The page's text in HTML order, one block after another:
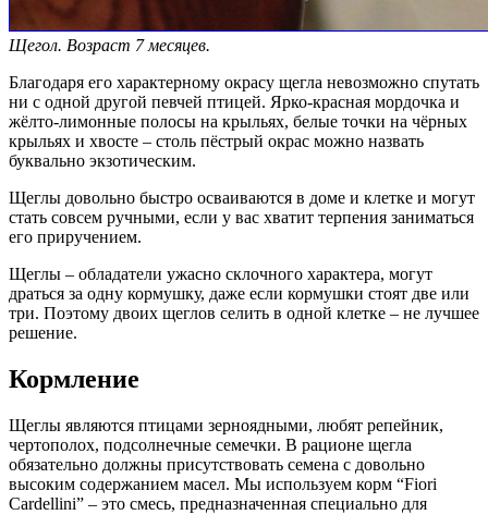
Щегол. Возраст 7 месяцев.
Благодаря его характерному окрасу щегла невозможно спутать
ни с одной другой певчей птицей. Ярко-красная мордочка и
жёлто-лимонные полосы на крыльях, белые точки на чёрных
крыльях и хвосте – столь пёстрый окрас можно назвать
буквально экзотическим.
Щеглы довольно быстро осваиваются в доме и клетке и могут
стать совсем ручными, если у вас хватит терпения заниматься
его приручением.
Щеглы – обладатели ужасно склочного характера, могут
драться за одну кормушку, даже если кормушки стоят две или
три. Поэтому двоих щеглов селить в одной клетке – не лучшее
решение.
Кормление
Щеглы являются птицами зерноядными, любят репейник,
чертополох, подсолнечные семечки. В рационе щегла
обязательно должны присутствовать семена с довольно
высоким содержанием масел. Мы используем корм “Fiori
Cardellini” – это смесь, предназначенная специально для